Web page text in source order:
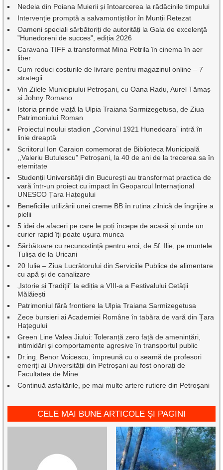
Nedeia din Poiana Muierii și întoarcerea la rădăcinile timpului
Intervenție promptă a salvamontiștilor în Munții Retezat
Oameni speciali sărbătoriți de autorități la Gala de excelenţă
”Hunedoreni de succes”, ediția 2026
Caravana TIFF a transformat Mina Petrila în cinema în aer
liber.
Cum reduci costurile de livrare pentru magazinul online – 7
strategii
Vin Zilele Municipiului Petroșani, cu Oana Radu, Aurel Tămaș
și Johny Romano
Istoria prinde viață la Ulpia Traiana Sarmizegetusa, de Ziua
Patrimoniului Roman
Proiectul noului stadion „Corvinul 1921 Hunedoara” intră în
linie dreaptă
Scriitorul Ion Caraion comemorat de Biblioteca Municipală
,,Valeriu Butulescu” Petroșani, la 40 de ani de la trecerea sa în
eternitate
Studenții Universității din București au transformat practica de
vară într-un proiect cu impact în Geoparcul Internațional
UNESCO Țara Hațegului
Beneficiile utilizării unei creme BB în rutina zilnică de îngrijire a
pielii
5 idei de afaceri pe care le poți începe de acasă și unde un
curier rapid îți poate ușura munca
Sărbătoare cu recunoștință pentru eroi, de Sf. Ilie, pe muntele
Tulișa de la Uricani
20 Iulie – Ziua Lucrătorului din Serviciile Publice de alimentare
cu apă și de canalizare
„Istorie și Tradiții” la ediția a VIII-a a Festivalului Cetății
Mălăiești
Patrimoniul fără frontiere la Ulpia Traiana Sarmizegetusa
Zece bursieri ai Academiei Române în tabăra de vară din Țara
Hațegului
Green Line Valea Jiului: Toleranță zero față de amenințări,
intimidări și comportamente agresive în transportul public
Dr.ing. Benor Voicescu, împreună cu o seamă de profesori
emeriți ai Universității din Petroșani au fost onorați de
Facultatea de Mine
Continuă asfaltările, pe mai multe artere rutiere din Petroșani
CELE MAI BUNE ARTICOLE ȘI PAGINI